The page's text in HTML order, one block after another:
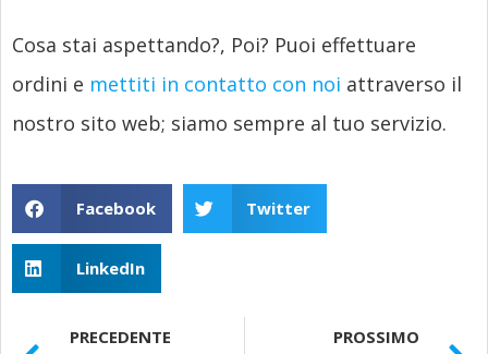
Cosa stai aspettando?, Poi? Puoi effettuare
ordini e mettiti in contatto con noi attraverso il
nostro sito web; siamo sempre al tuo servizio.
Facebook Twitter
LinkedIn
PRECEDENTE
PROSSIMO